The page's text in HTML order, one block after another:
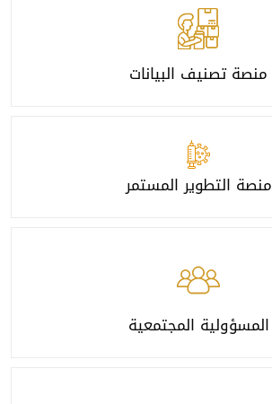
منصة تصنيف البيانات
منصة التطوير المستمر
المسؤولية المجتمعية